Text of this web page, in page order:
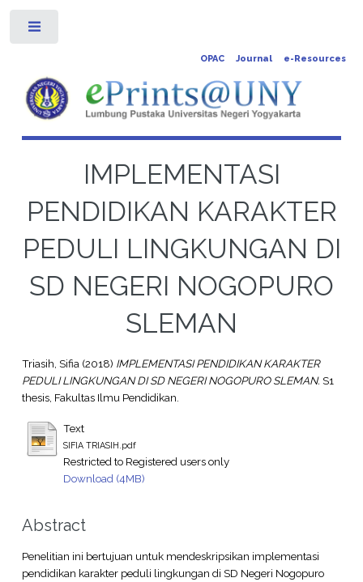
OPAC Journal e-Resources
IMPLEMENTASI
PENDIDIKAN KARAKTER
PEDULI LINGKUNGAN DI
SD NEGERI NOGOPURO
SLEMAN
Triasih, Sifia(2018) IMPLEMENTASI PENDIDIKAN KARAKTER
PEDULI LINGKUNGAN DI SD NEGERI NOGOPURO SLEMAN. S1
thesis, Fakultas Ilmu Pendidikan.
Text
SIFIA TRIASIH.pdf
Restricted to Registered users only
Download (4MB)
Abstract
Penelitian ini bertujuan untuk mendeskripsikan implementasi
pendidikan karakter peduli lingkungan di SD Negeri Nogopuro